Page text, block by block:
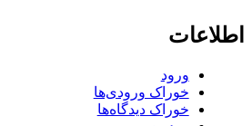
اطلاعات
ورود
خوراک ورودی‌ها
خوراک دیدگاه‌ها